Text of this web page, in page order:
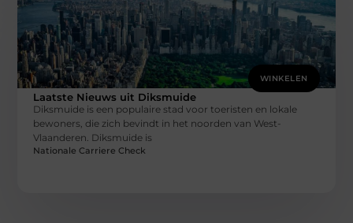
WINKELEN
Laatste Nieuws uit Diksmuide
Diksmuide is een populaire stad voor toeristen en lokale
bewoners, die zich bevindt in het noorden van West-
Vlaanderen. Diksmuide is
Nationale Carriere Check